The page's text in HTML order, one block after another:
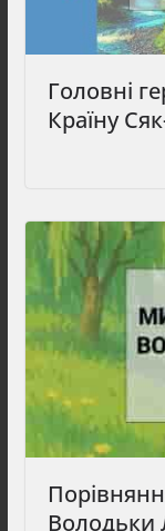
Головні
Країну
Володьки